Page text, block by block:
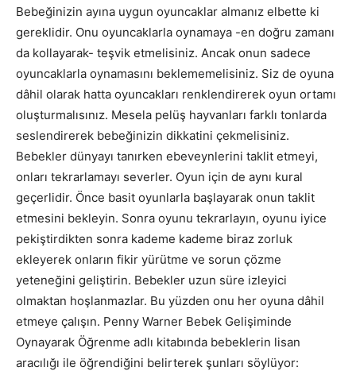
Bebeğinizin ayına uygun oyuncaklar almanız elbette ki
gereklidir. Onu oyuncaklarla oynamaya -en doğru zamanı
da kollayarak- teşvik etmelisiniz. Ancak onun sadece
oyuncaklarla oynamasını beklememelisiniz. Siz de oyuna
dâhil olarak hatta oyuncakları renklendirerek oyun ortamı
oluşturmalısınız. Mesela pelüş hayvanları farklı tonlarda
seslendirerek bebeğinizin dikkatini çekmelisiniz.
Bebekler dünyayı tanırken ebeveynlerini taklit etmeyi,
onları tekrarlamayı severler. Oyun için de aynı kural
geçerlidir. Önce basit oyunlarla başlayarak onun taklit
etmesini bekleyin. Sonra oyunu tekrarlayın, oyunu iyice
pekiştirdikten sonra kademe kademe biraz zorluk
ekleyerek onların fikir yürütme ve sorun çözme
yeteneğini geliştirin. Bebekler uzun süre izleyici
olmaktan hoşlanmazlar. Bu yüzden onu her oyuna dâhil
etmeye çalışın. Penny Warner Bebek Gelişiminde
Oynayarak Öğrenme adlı kitabında bebeklerin lisan
aracılığı ile öğrendiğini belirterek şunları söylüyor: